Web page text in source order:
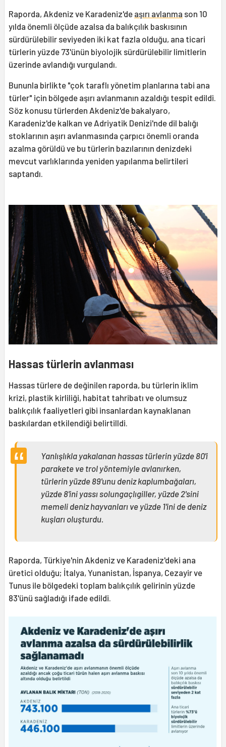
Raporda, Akdeniz ve Karadeniz'de aşırı avlanma son 10
yılda önemli ölçüde azalsa da balıkçılık baskısının
sürdürülebilir seviyeden iki kat fazla olduğu, ana ticari
türlerin yüzde 73'ünün biyolojik sürdürülebilir limitlerin
üzerinde avlandığı vurgulandı.
Bununla birlikte "çok taraflı yönetim planlarına tabi ana
türler" için bölgede aşırı avlanmanın azaldığı tespit edildi.
Söz konusu türlerden Akdeniz'de bakalyaro,
Karadeniz'de kalkan ve Adriyatik Denizi'nde dil balığı
stoklarının aşırı avlanmasında çarpıcı önemli oranda
azalma görüldü ve bu türlerin bazılarının denizdeki
mevcut varlıklarında yeniden yapılanma belirtileri
saptandı.
Hassas türlerin avlanması
Hassas türlere de değinilen raporda, bu türlerin iklim
krizi, plastik kirliliği, habitat tahribatı ve olumsuz
balıkçılık faaliyetleri gibi insanlardan kaynaklanan
baskılardan etkilendiği belirtilldi.
Yanlışlıkla yakalanan hassas türlerin yüzde 80'i
parakete ve trol yöntemiyle avlanırken,
türlerin yüzde 89'unu deniz kaplumbağaları,
yüzde 8'ini yassı solungaçlıgiller, yüzde 2'sini
memeli deniz hayvanları ve yüzde 1'ini de deniz
kuşları oluşturdu.
Raporda, Türkiye'nin Akdeniz ve Karadeniz'deki ana
üretici olduğu; İtalya, Yunanistan, İspanya, Cezayir ve
Tunus ile bölgedeki toplam balıkçılık gelirinin yüzde
83'ünü sağladığı ifade edildi.